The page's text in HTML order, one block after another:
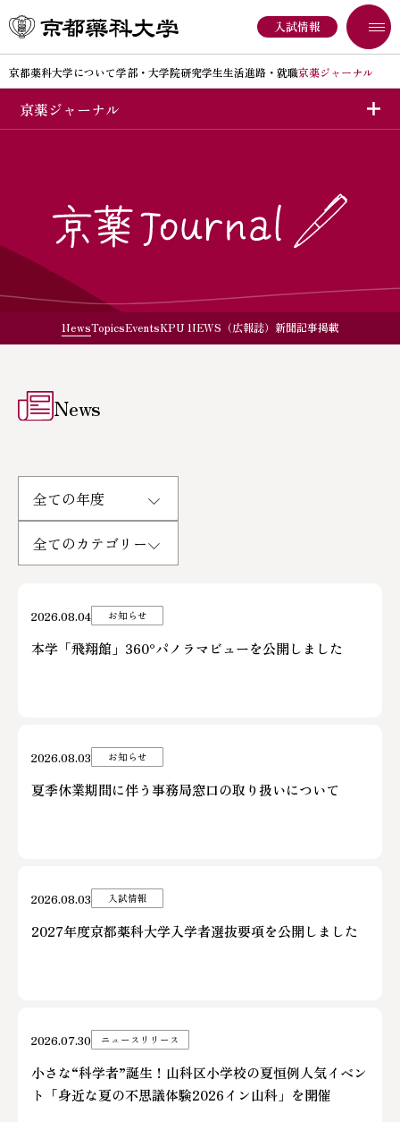
京都薬科大学について学部・大学院研究学生生活進路・就職京薬ジャーナル
入試情報
京都薬科大学についてINDEX
大学概要
京都薬科大学の取り組み
大学広報
オープンキャンパス
大学院入試
京薬ジャーナル
NewsTopicsEventsKPU NEWS（広報誌） 新聞記事掲載
News
2026.08.04 お知らせ
本学「飛翔館」360°パノラマビューを公開しました
2026.08.03 お知らせ
夏季休業期間に伴う事務局窓口の取り扱いについて
2026.08.03 入試情報
2027年度京都薬科大学入学者選抜要項を公開しました
2026.07.30 ニュースリリース
小さな“科学者”誕生！山科区小学校の夏恒例人気イベン
ト「身近な夏の不思議体験2026イン山科」を開催